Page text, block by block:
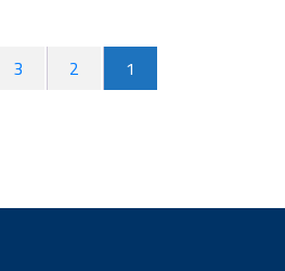
116265 EGP.
114265 EGP.
1
2
3